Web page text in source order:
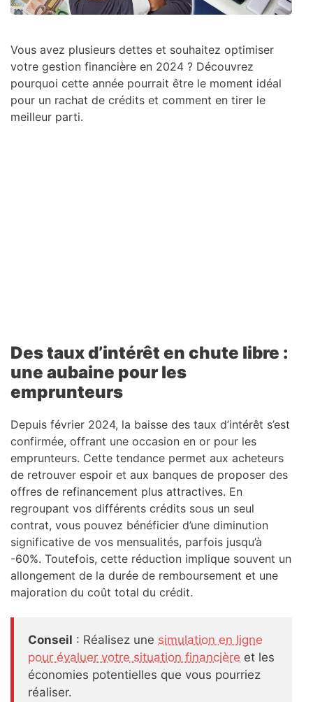
Vous avez plusieurs dettes et souhaitez optimiser
votre gestion financière en 2024 ? Découvrez
pourquoi cette année pourrait être le moment idéal
pour un rachat de crédits et comment en tirer le
meilleur parti.
Des taux d’intérêt en chute libre :
une aubaine pour les
emprunteurs
Depuis février 2024, la baisse des taux d’intérêt s’est
confirmée, offrant une occasion en or pour les
emprunteurs. Cette tendance permet aux acheteurs
de retrouver espoir et aux banques de proposer des
offres de refinancement plus attractives. En
regroupant vos différents crédits sous un seul
contrat, vous pouvez bénéficier d’une diminution
significative de vos mensualités, parfois jusqu’à
-60%. Toutefois, cette réduction implique souvent un
allongement de la durée de remboursement et une
majoration du coût total du crédit.
Conseil : Réalisez une simulation en ligne
pour évaluer votre situation financière et les
économies potentielles que vous pourriez
réaliser.